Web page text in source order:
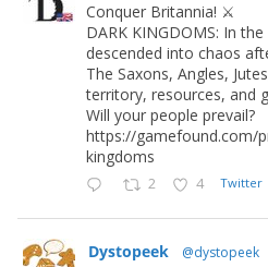
Conquer Britannia! ⚔️
DARK KINGDOMS: In
descended into chaos
The Saxons, Angles,
territory, resources, and
Will your people prevail?
https://gamefound.com/
kingdoms
2 4 Twitter
Dystopeek @dystopeek